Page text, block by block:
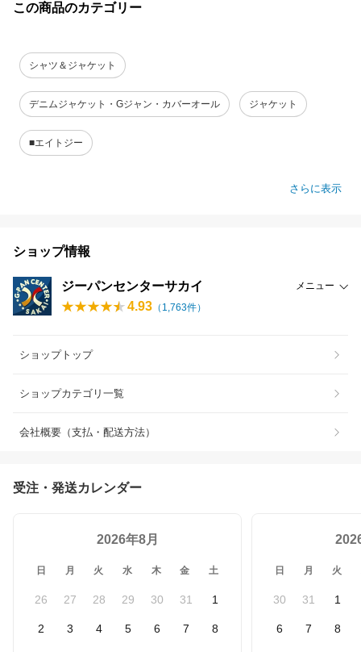
この商品のカテゴリー
シャツ＆ジャケット
デニムジャケット・Gジャン・カバーオール ジャケット
■エイトジー
さらに表示
ショップ情報
ジーパンセンターサカイ メニュー
4.93 （ 1,763件）
ショップトップ
ショップカテゴリ一覧
会社概要（支払・配送方法）
受注・発送カレンダー
2026年8月
日 月 火 水 木 金 土
26 27 28 29 30 31 1
2 3 4 5 6 7 8
日 月 火
30 31 1
6 7 8